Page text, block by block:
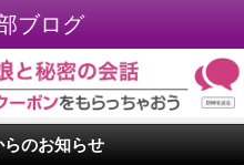
ブログ
のお知らせ